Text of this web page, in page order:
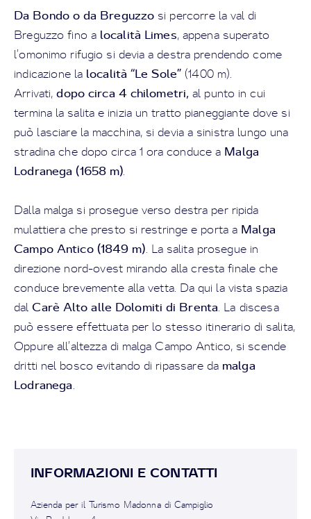
Da Bondo o da Breguzzo si percorre la val di
Breguzzo fino alocalità Limes, appena superato
l’omonimo rifugio si devia a destra prendendo come
indicazione la località “Le Sole” (1400 m).
Arrivati,dopo circa 4 chilometri, al punto in cui
termina la salita e inizia un tratto pianeggiante dove si
può lasciare la macchina, si devia a sinistra lungo una
stradina che dopo circa 1 ora conduce a Malga
Lodranega (1658 m).
Dalla malga si prosegue verso destra per ripida
mulattiera che presto si restringe e porta a Malga
Campo Antico (1849 m). La salita prosegue in
direzione nord-ovest mirando alla cresta finale che
conduce brevemente alla vetta. Da qui la vista spazia
dal Carè Alto alle Dolomiti di Brenta. La discesa
può essere effettuata per lo stesso itinerario di salita,
Oppure all’altezza di malga Campo Antico, si scende
dritti nel bosco evitando di ripassare da malga
Lodranega.
INFORMAZIONI E CONTATTI
Azienda per il Turismo Madonna di Campiglio